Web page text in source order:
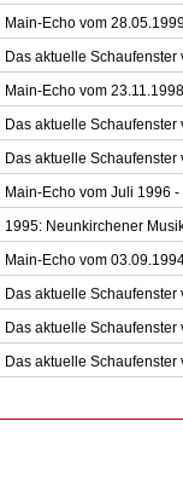
Main-Echo vom
Das aktuelle
Main-Echo vom
Das aktuelle
Das aktuelle
Main-Echo vom Juli 1996
1995: Neunkirchener
Main-Echo vom
Das aktuelle
Das aktuelle
Das aktuelle